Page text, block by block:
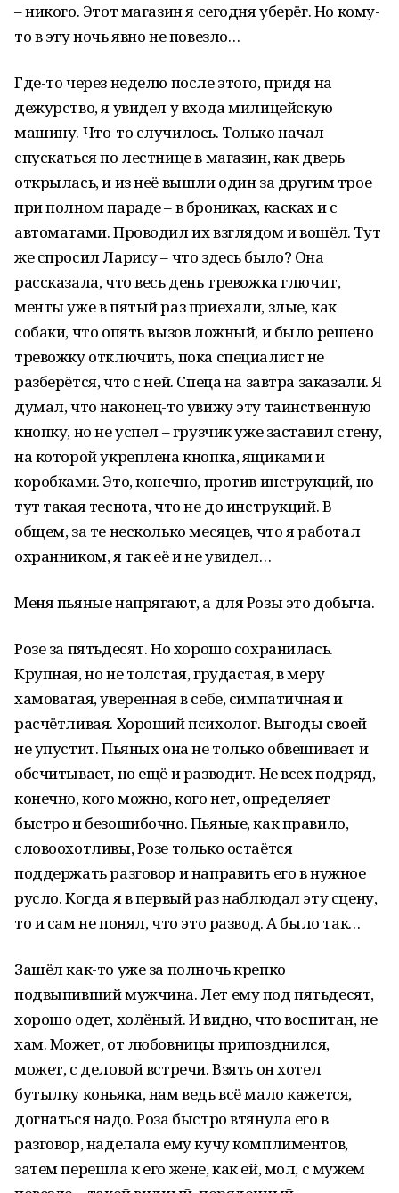
– никого. Этот магазин я сегодня уберёг. Но кому-
то в эту ночь явно не повезло…
Где-то через неделю после этого, придя на
дежурство, я увидел у входа милицейскую
машину. Что-то случилось. Только начал
спускаться по лестнице в магазин, как дверь
открылась, и из неё вышли один за другим трое
при полном параде – в брониках, касках и с
автоматами. Проводил их взглядом и вошёл. Тут
же спросил Ларису – что здесь было? Она
рассказала, что весь день тревожка глючит,
менты уже в пятый раз приехали, злые, как
собаки, что опять вызов ложный, и было решено
тревожку отключить, пока специалист не
разберётся, что с ней. Спеца на завтра заказали. Я
думал, что наконец-то увижу эту таинственную
кнопку, но не успел – грузчик уже заставил стену,
на которой укреплена кнопка, ящиками и
коробками. Это, конечно, против инструкций, но
тут такая теснота, что не до инструкций. В
общем, за те несколько месяцев, что я работал
охранником, я так её и не увидел…
Меня пьяные напрягают, а для Розы это добыча.
Розе за пятьдесят. Но хорошо сохранилась.
Крупная, но не толстая, грудастая, в меру
хамоватая, уверенная в себе, симпатичная и
расчётливая. Хороший психолог. Выгоды своей
не упустит. Пьяных она не только обвешивает и
обсчитывает, но ещё и разводит. Не всех подряд,
конечно, кого можно, кого нет, определяет
быстро и безошибочно. Пьяные, как правило,
словоохотливы, Розе только остаётся
поддержать разговор и направить его в нужное
русло. Когда я в первый раз наблюдал эту сцену,
то и сам не понял, что это развод. А было так…
Зашёл как-то уже за полночь крепко
подвыпивший мужчина. Лет ему под пятьдесят,
хорошо одет, холёный. И видно, что воспитан, не
хам. Может, от любовницы припозднился,
может, с деловой встречи. Взять он хотел
бутылку коньяка, нам ведь всё мало кажется,
догнаться надо. Роза быстро втянула его в
разговор, наделала ему кучу комплиментов,
затем перешла к его жене, как ей, мол, с мужем